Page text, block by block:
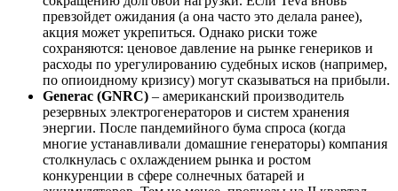
превзойдет ожидания (а она часто это делала ранее),
акция может укрепиться. Однако риски тоже
сохраняются: ценовое давление на рынке генериков и
расходы по урегулированию судебных исков (например,
по опиоидному кризису) могут сказываться на прибыли.
Generac (GNRC) – американский производитель
резервных электрогенераторов и систем хранения
энергии. После пандемийного бума спроса (когда
многие устанавливали домашние генераторы) компания
столкнулась с охлаждением рынка и ростом
конкуренции в сфере солнечных батарей и